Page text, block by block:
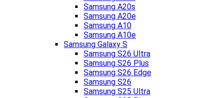
Samsung A20s
Samsung A20e
Samsung A10
Samsung A10e
Samsung Galaxy S
Samsung S26 Ultra
Samsung S26 Plus
Samsung S26 Edge
Samsung S26
Samsung S25 Ultra